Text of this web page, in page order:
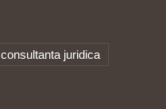
consultanta juridica